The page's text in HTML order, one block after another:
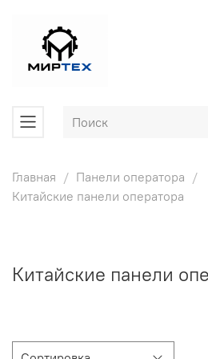
Главная
Панели оператора
Китайские панели оператора
Китайские панели